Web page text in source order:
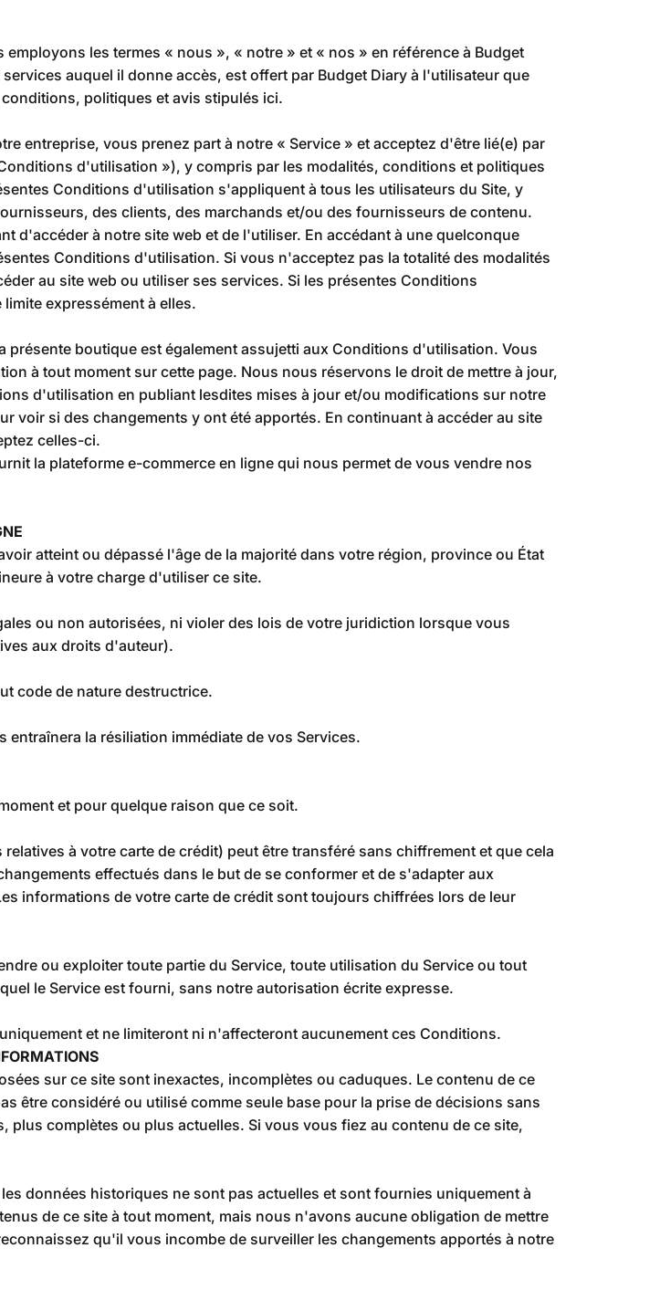
les termes « nous », « notre » et « nos » en référence à Budget
auquel il donne accès, est offert par Budget Diary à l'utilisateur que
politiques et avis stipulés ici.
entreprise, vous prenez part à notre « Service » et acceptez d'être lié(e) par
d'utilisation »), y compris par les modalités, conditions et politiques
Conditions d'utilisation s'appliquent à tous les utilisateurs du Site, y
des clients, des marchands et/ou des fournisseurs de contenu.
d'accéder à notre site web et de l'utiliser. En accédant à une quelconque
Conditions d'utilisation. Si vous n'acceptez pas la totalité des modalités
au site web ou utiliser ses services. Si les présentes Conditions
expressément à elles.
boutique est également assujetti aux Conditions d'utilisation. Vous
à tout moment sur cette page. Nous nous réservons le droit de mettre à jour,
d'utilisation en publiant lesdites mises à jour et/ou modifications sur notre
voir si des changements y ont été apportés. En continuant à accéder au site
celles-ci.
la plateforme e-commerce en ligne qui nous permet de vous vendre nos
atteint ou dépassé l'âge de la majorité dans votre région, province ou État
à votre charge d'utiliser ce site.
ou non autorisées, ni violer des lois de votre juridiction lorsque vous
aux droits d'auteur).
code de nature destructrice.
la résiliation immédiate de vos Services.
et pour quelque raison que ce soit.
à votre carte de crédit) peut être transféré sans chiffrement et que cela
effectués dans le but de se conformer et de s'adapter aux
informations de votre carte de crédit sont toujours chiffrées lors de leur
ou exploiter toute partie du Service, toute utilisation du Service ou tout
le Service est fourni, sans notre autorisation écrite expresse.
et ne limiteront ni n'affecteront aucunement ces Conditions.
sur ce site sont inexactes, incomplètes ou caduques. Le contenu de ce
être considéré ou utilisé comme seule base pour la prise de décisions sans
complètes ou plus actuelles. Si vous vous fiez au contenu de ce site,
données historiques ne sont pas actuelles et sont fournies uniquement à
de ce site à tout moment, mais nous n'avons aucune obligation de mettre
qu'il vous incombe de surveiller les changements apportés à notre